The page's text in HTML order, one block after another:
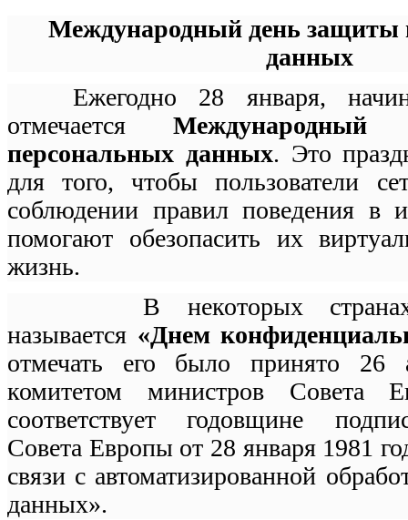
Международный день защиты
данных
Ежегодно 28 января,
отмечается
персональных данных. Это
для того, чтобы пользователи
соблюдении правил поведения в
помогают обезопасить их
жизнь.
В некоторых странах
называется «Днем
отмечать его было принято 26
комитетом министров Совета
соответствует годовщине
Совета Европы от 28 января 1981
связи с автоматизированной
данных».